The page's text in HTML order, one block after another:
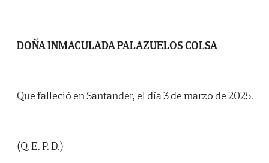
DOÑA INMACULADA PALAZUELOS COLSA
Que falleció en Santander, el día 3 de marzo de 2025.
(Q. E. P. D.)